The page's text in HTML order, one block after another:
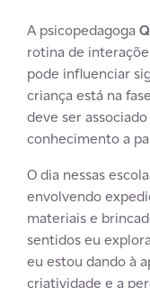
A psicopedagoga
rotina de
pode influenciar
criança está na
deve ser
conhecimento a
O dia nessas
envolvendo
materiais e
sentidos eu
eu estou dando à
criatividade e a